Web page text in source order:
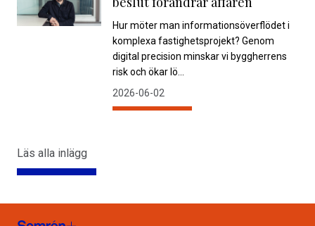
Hur möter man informationsöverflödet i
komplexa fastighetsprojekt? Genom
digital precision minskar vi byggherrens
risk och ökar lö...
2026-06-02
Läs alla inlägg